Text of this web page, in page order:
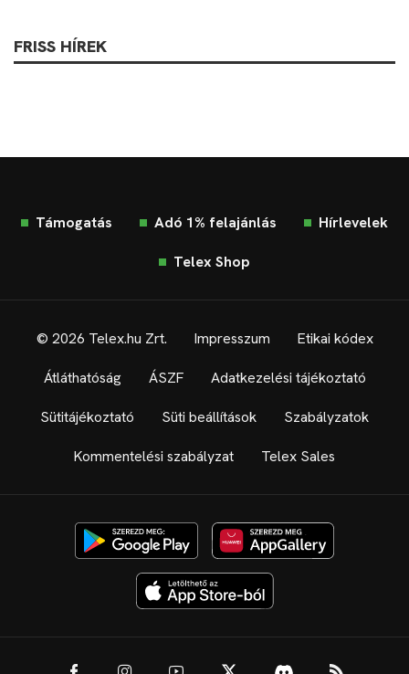
FRISS HÍREK
Támogatás Adó 1% felajánlás Hírlevelek
Telex Shop
© 2026 Telex.hu Zrt. Impresszum Etikai kódex
Átláthatóság ÁSZF Adatkezelési tájékoztató
Sütitájékoztató Süti beállítások Szabályzatok
Kommentelési szabályzat Telex Sales